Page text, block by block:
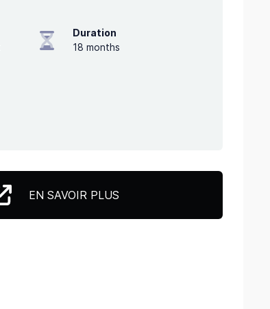
Duration
18 months
EN SAVOIR PLUS